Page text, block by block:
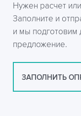
Нужен расчет
Заполните и
и мы подготовим
предложение.
ЗАПОЛНИТЬ